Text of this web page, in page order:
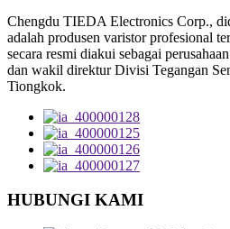
Chengdu TIEDA Electronics Corp.,
adalah produsen varistor profesional
secara resmi diakui sebagai
dan wakil direktur Divisi Tegangan
Tiongkok.
HUBUNGI KAMI